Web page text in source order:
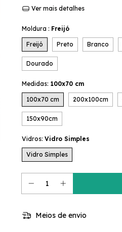
Ver mais detalhes
Moldura : Freijó
Freijó Preto Branco
Dourado
Medidas: 100x70 cm
100x70 cm 200x100cm
150x90cm
Vidros: Vidro Simples
Vidro Simples
Meios de envio